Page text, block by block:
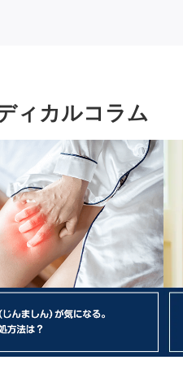
ィカルコラム